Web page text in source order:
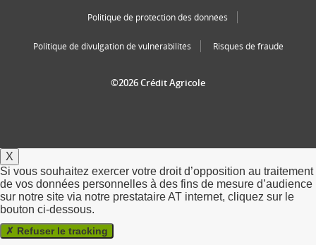
Politique de protection des données
Politique de divulgation de vulnérabilités Risques de fraude
©2026 Crédit Agricole
X
Si vous souhaitez exercer votre droit d’opposition au traitement
de vos données personnelles à des fins de mesure d’audience
sur notre site via notre prestataire AT internet, cliquez sur le
bouton ci-dessous.
Refuser le tracking